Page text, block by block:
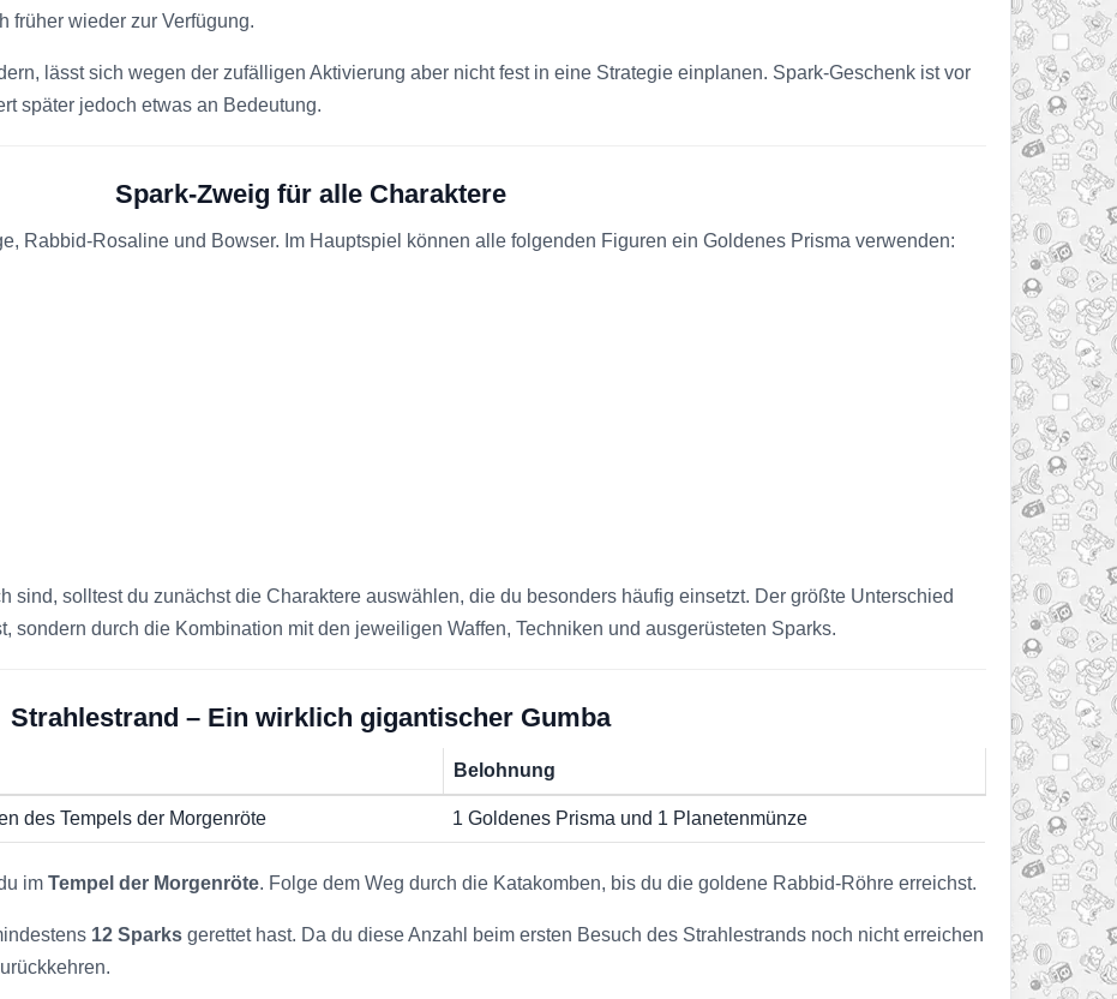
früher wieder zur Verfügung.
lässt sich wegen der zufälligen Aktivierung aber nicht fest in eine Strategie einplanen. Spark-Geschenk ist vor
später jedoch etwas an Bedeutung.
Spark-Zweig für alle Charaktere
Rabbid-Rosaline und Bowser. Im Hauptspiel können alle folgenden Figuren ein Goldenes Prisma verwenden:
sind, solltest du zunächst die Charaktere auswählen, die du besonders häufig einsetzt. Der größte Unterschied
sondern durch die Kombination mit den jeweiligen Waffen, Techniken und ausgerüsteten Sparks.
Strahlestrand – Ein wirklich gigantischer Gumba
Belohnung
des Tempels der Morgenröte 1 Goldenes Prisma und 1 Planetenmünze
im Tempel der Morgenröte. Folge dem Weg durch die Katakomben, bis du die goldene Rabbid-Röhre erreichst.
12 Sparks gerettet hast. Da du diese Anzahl beim ersten Besuch des Strahlestrands noch nicht erreichen